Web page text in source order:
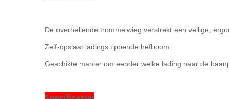
De overhellende trommelwieg verstrekt een veilige,
Zelf-opslaat ladings tippende hefboom.
Geschikte manier om eender welke lading naar de